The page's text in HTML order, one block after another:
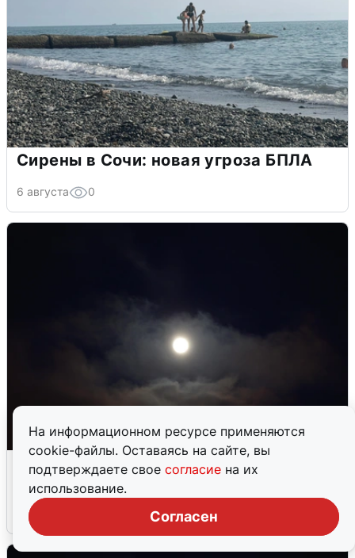
На информационном ресурсе применяются
cookie-файлы. Оставаясь на сайте, вы
подтверждаете свое согласие на их
использование.
Согласен
Сирены в Сочи: новая угроза БПЛА
6 августа 0
В Воронеже прогремели взрывы
после сигнала тревоги
5 августа